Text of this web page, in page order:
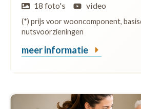
18 foto's video
(*) prijs voor wooncomponent,
nutsvoorzieningen
meer informatie